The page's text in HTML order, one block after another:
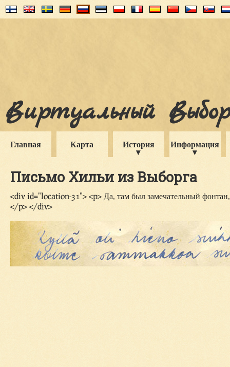
Виртуальный
Главная Карта История Информация
Письмо Хильи из Выборга
<div id="location-31"> <p> Да, там был замечательный
</p> </div>